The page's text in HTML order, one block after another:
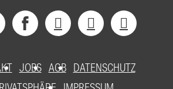
JOBS AGB DATENSCHUTZ